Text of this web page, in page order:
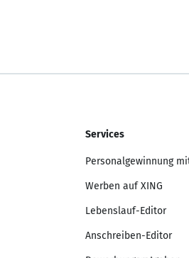
Services
Personalgewinnung
Werben auf XING
Lebenslauf-Editor
Anschreiben-Editor